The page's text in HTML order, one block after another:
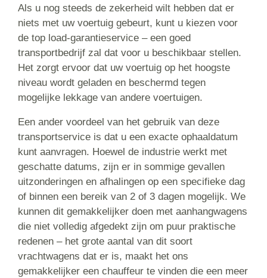
Als u nog steeds de zekerheid wilt hebben dat er
niets met uw voertuig gebeurt, kunt u kiezen voor
de top load-garantieservice – een goed
transportbedrijf zal dat voor u beschikbaar stellen.
Het zorgt ervoor dat uw voertuig op het hoogste
niveau wordt geladen en beschermd tegen
mogelijke lekkage van andere voertuigen.
Een ander voordeel van het gebruik van deze
transportservice is dat u een exacte ophaaldatum
kunt aanvragen. Hoewel de industrie werkt met
geschatte datums, zijn er in sommige gevallen
uitzonderingen en afhalingen op een specifieke dag
of binnen een bereik van 2 of 3 dagen mogelijk. We
kunnen dit gemakkelijker doen met aanhangwagens
die niet volledig afgedekt zijn om puur praktische
redenen – het grote aantal van dit soort
vrachtwagens dat er is, maakt het ons
gemakkelijker een chauffeur te vinden die een meer